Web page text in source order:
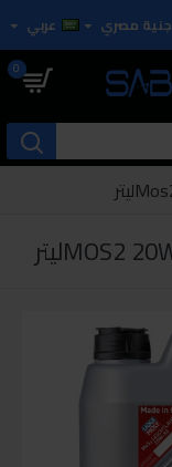
جنية مصري عربي
0